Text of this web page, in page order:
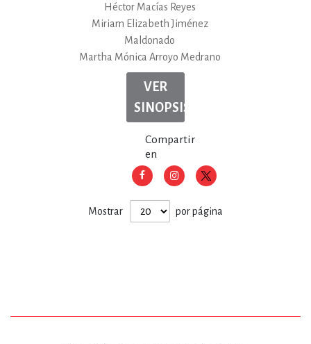
Héctor Macías Reyes
Miriam Elizabeth Jiménez
Maldonado
Martha Mónica Arroyo Medrano
VER
SINOPSIS
Compartir
en
Mostrar por página